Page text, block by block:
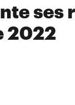
ses
2022